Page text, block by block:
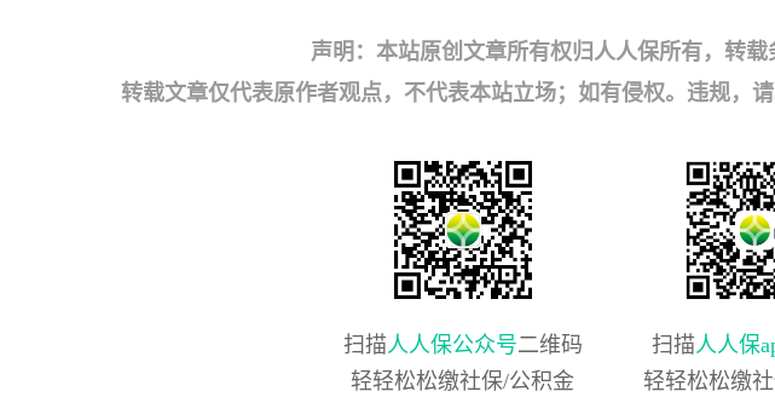
声明：本站原创文章所有权归人人保所有，转载
转载文章仅代表原作者观点，不代表本站立场；如有侵权。违规，
扫描人人保公众号二维码
轻轻松松缴社保/公积金
扫描人人保
轻轻松松缴